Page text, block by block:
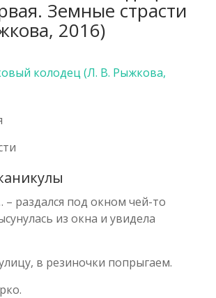
Земные страсти
2016)
колодец (Л. В. Рыжкова,
– раздался под окном чей-то
из окна и увидела
в резиночки попрыгаем.